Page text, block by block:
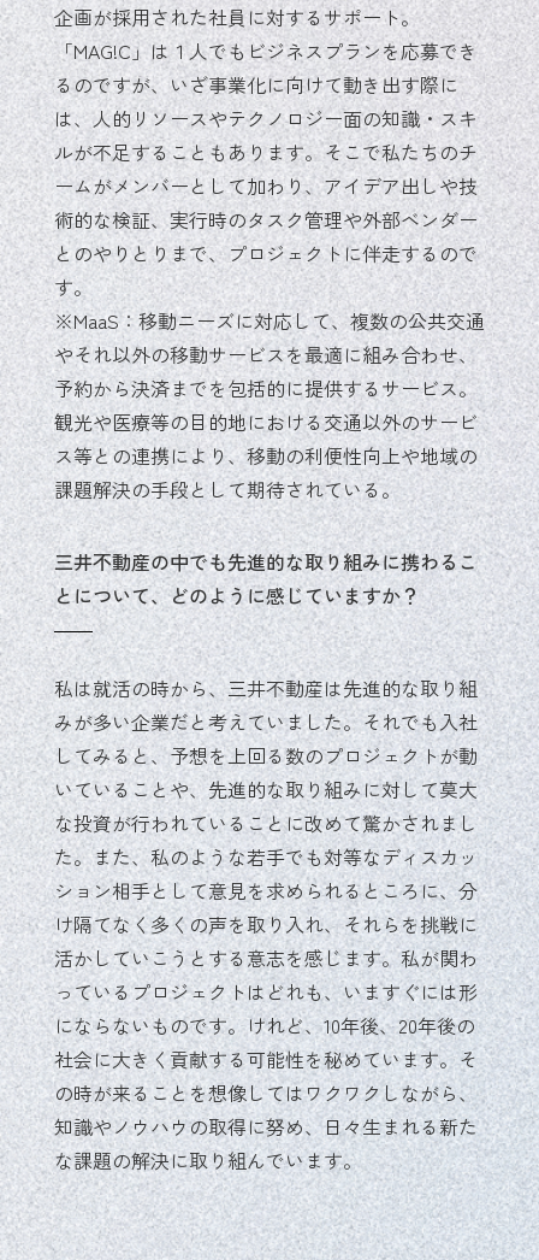
企画が採用された社員に対するサポート。
「MAG!C」は１人でもビジネスプランを応募でき
るのですが、いざ事業化に向けて動き出す際に
は、人的リソースやテクノロジー面の知識・スキ
ルが不足することもあります。そこで私たちのチ
ームがメンバーとして加わり、アイデア出しや技
術的な検証、実行時のタスク管理や外部ベンダー
とのやりとりまで、プロジェクトに伴走するので
す。
※MaaS：移動ニーズに対応して、複数の公共交通
やそれ以外の移動サービスを最適に組み合わせ、
予約から決済までを包括的に提供するサービス。
観光や医療等の目的地における交通以外のサービ
ス等との連携により、移動の利便性向上や地域の
課題解決の手段として期待されている。
三井不動産の中でも先進的な取り組みに携わるこ
とについて、どのように感じていますか？
私は就活の時から、三井不動産は先進的な取り組
みが多い企業だと考えていました。それでも入社
してみると、予想を上回る数のプロジェクトが動
いていることや、先進的な取り組みに対して莫大
な投資が行われていることに改めて驚かされまし
た。また、私のような若手でも対等なディスカッ
ション相手として意見を求められるところに、分
け隔てなく多くの声を取り入れ、それらを挑戦に
活かしていこうとする意志を感じます。私が関わ
っているプロジェクトはどれも、いますぐには形
にならないものです。けれど、10年後、20年後の
社会に大きく貢献する可能性を秘めています。そ
の時が来ることを想像してはワクワクしながら、
知識やノウハウの取得に努め、日々生まれる新た
な課題の解決に取り組んでいます。